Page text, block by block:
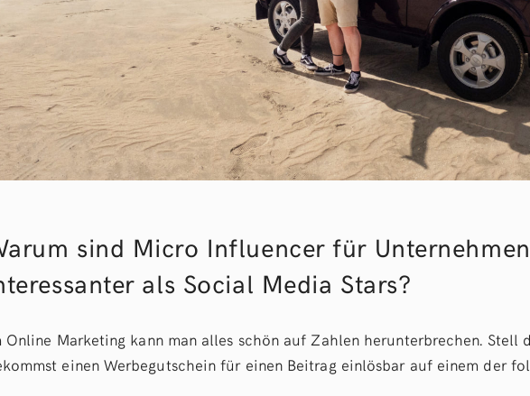
sind Micro Influencer für Unternehmen
als Social Media Stars?
Online Marketing kann man alles schön auf Zahlen herunterbrechen. Stell
einen Werbegutschein für einen Beitrag einlösbar auf einem der